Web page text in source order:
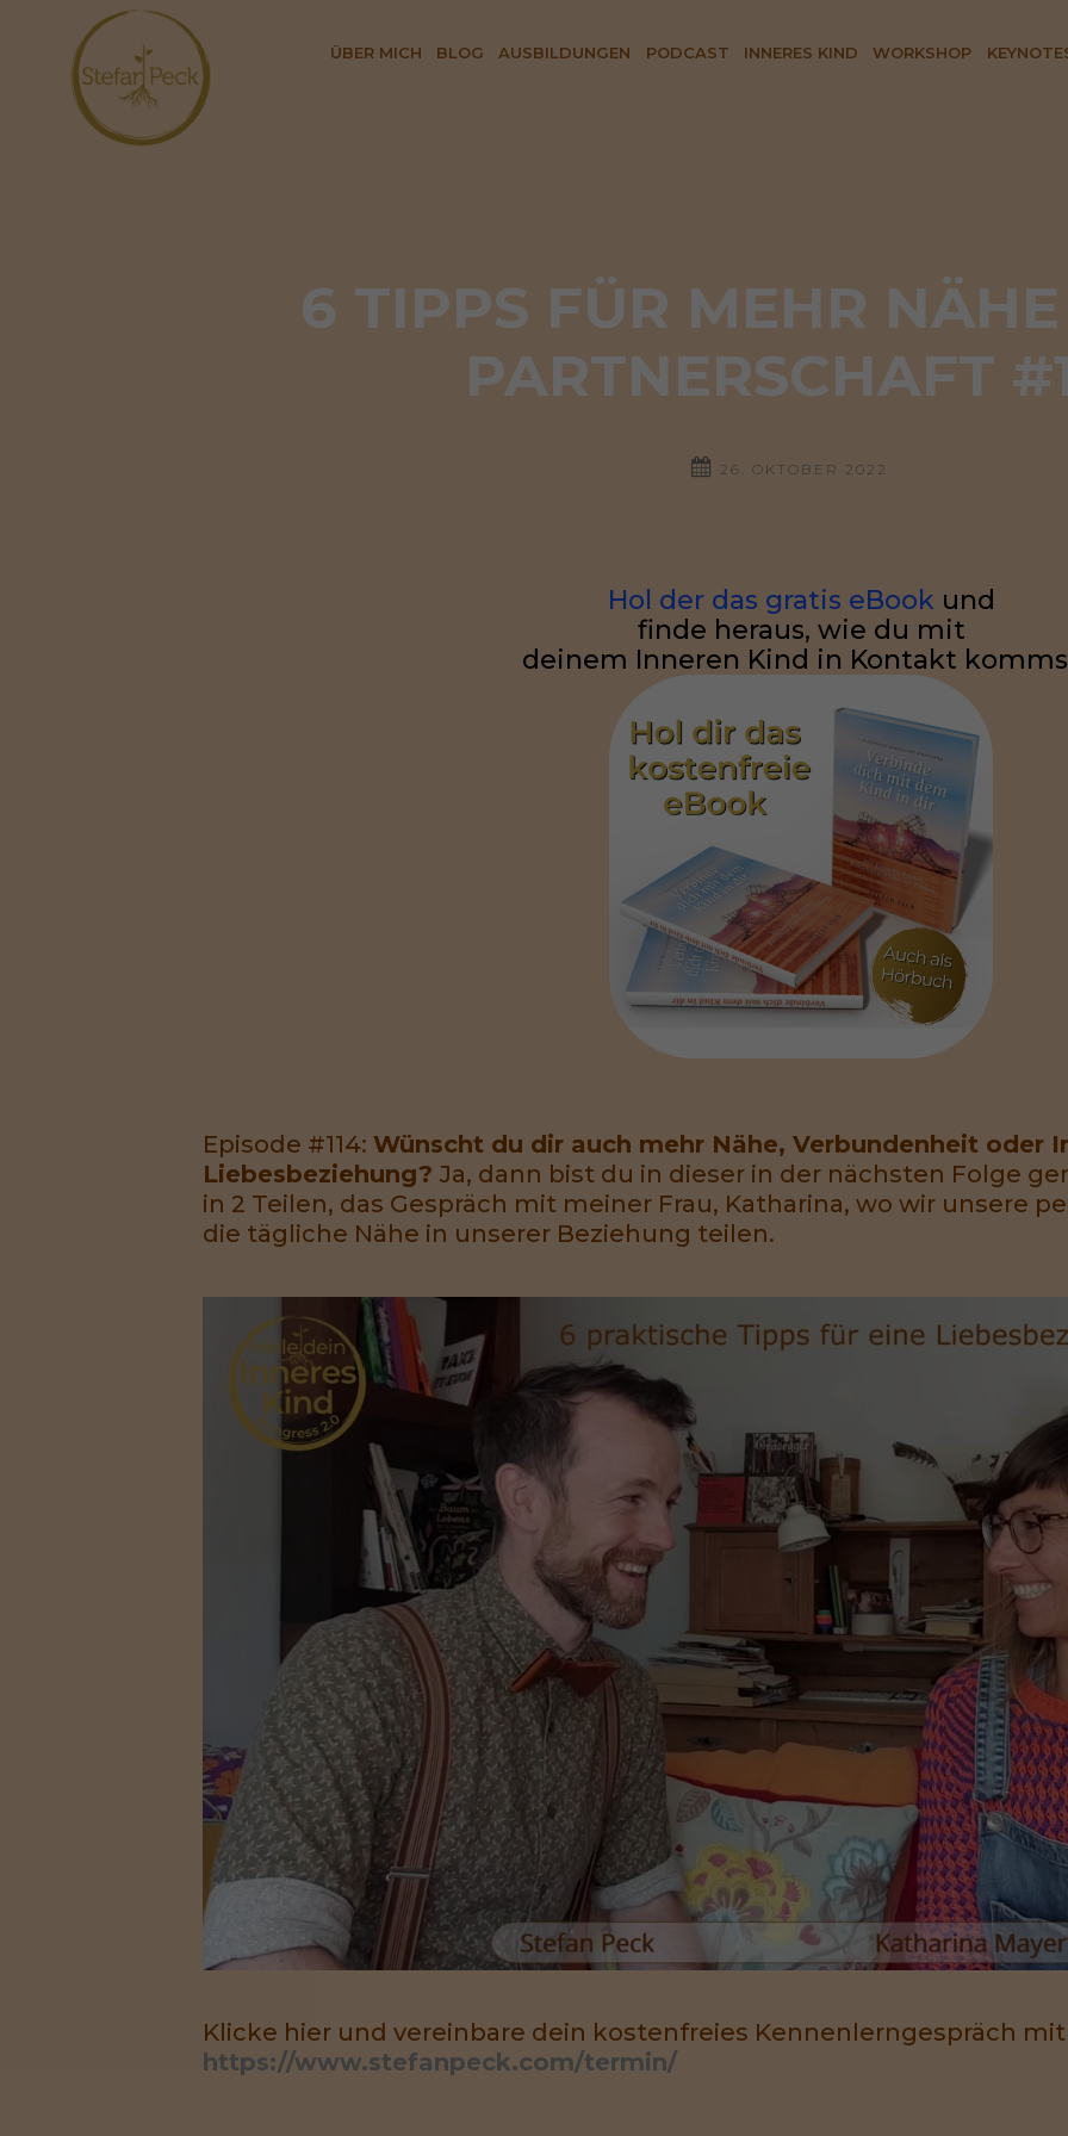
ÜBER MICH BLOG AUSBILDUNGEN PODCAST INNERES KIND WORKSHOP
6 TIPPS FÜR MEHR
PARTNERSCHAFT
26. OKTOBER 2022
Hol der das gratis eBook und
finde heraus, wie du mit
deinem Inneren Kind in Kontakt
Episode #114: Wünscht du dir auch mehr Nähe, Verbundenheit oder
Liebesbeziehung? Ja, dann bist du in dieser in der nächsten Folge
in 2 Teilen, das Gespräch mit meiner Frau, Katharina, wo wir unsere
die tägliche Nähe in unserer Beziehung teilen.
Klicke hier und vereinbare dein kostenfreies Kennenlerngespräch
https://www.stefanpeck.com/termin/